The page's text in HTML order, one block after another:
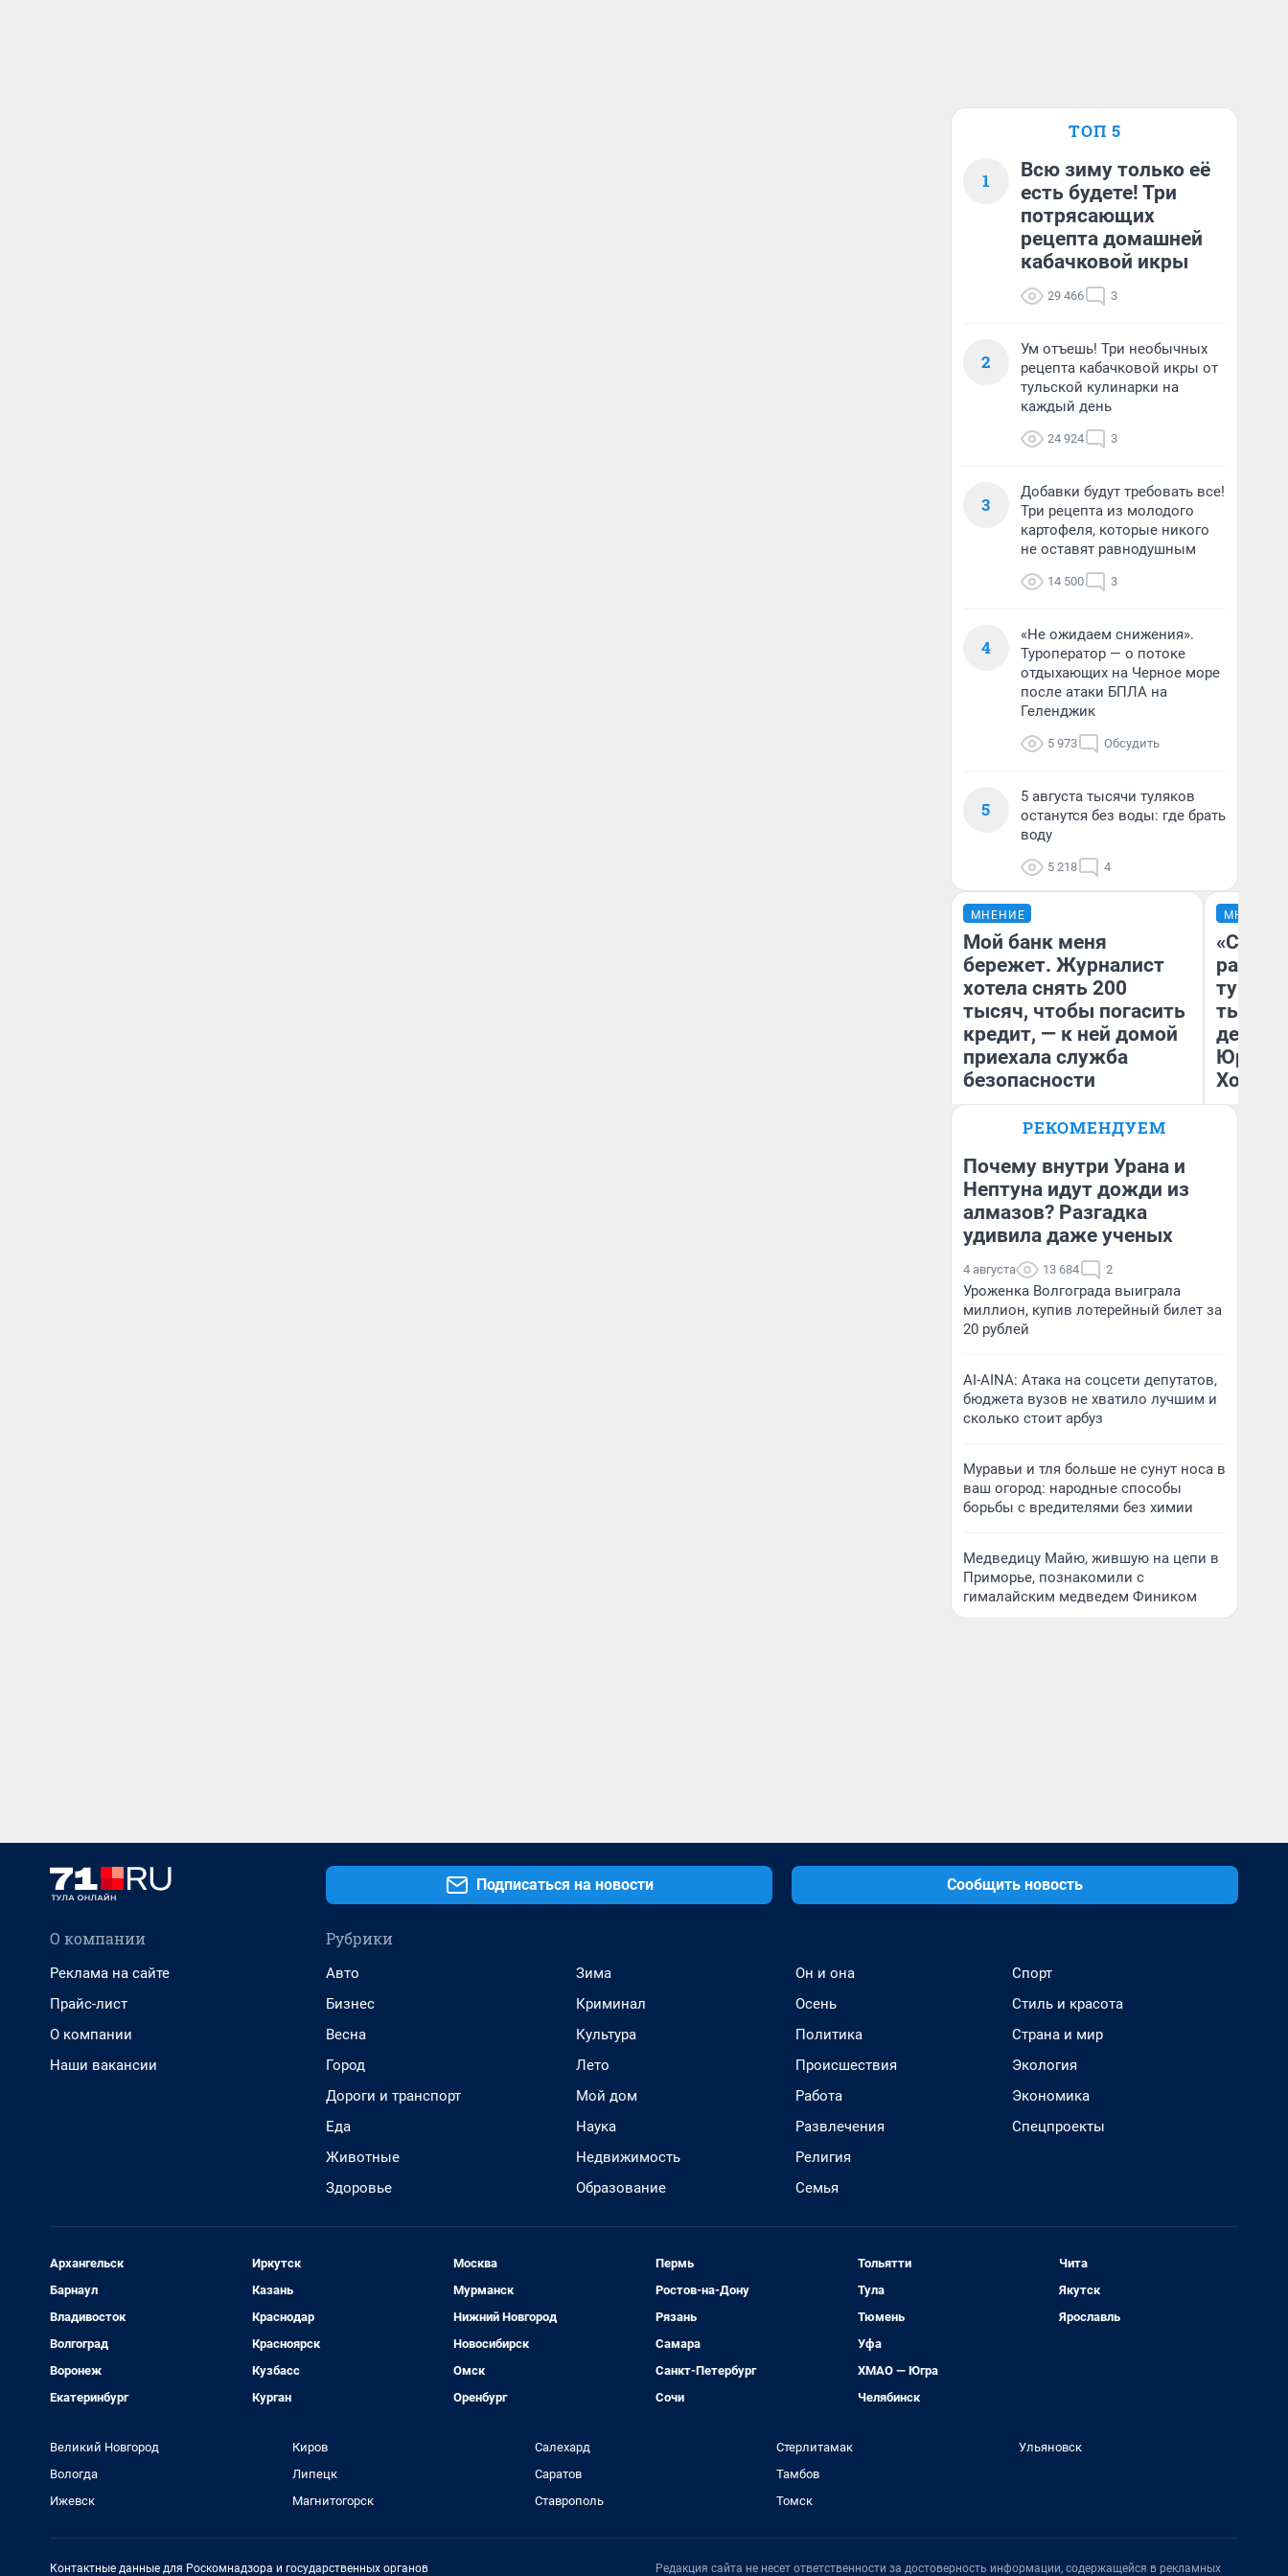
ТОП 5
1
Всю зиму только её
есть будете! Три
потрясающих
рецепта домашней
кабачковой икры
29 466 3
2
Ум отъешь! Три необычных
рецепта кабачковой икры от
тульской кулинарки на
каждый день
24 924 3
3
Добавки будут требовать все!
Три рецепта из молодого
картофеля, которые никого
не оставят равнодушным
14 500 3
4
«Не ожидаем снижения».
Туроператор — о потоке
отдыхающих на Черное море
после атаки БПЛА на
Геленджик
5 973 Обсудить
5
5 августа тысячи туляков
останутся без воды: где брать
воду
5 218 4
МНЕНИЕ
Мой банк меня
бережет. Журналист
хотела снять 200
тысяч, чтобы погасить
кредит, — к ней домой
приехала служба
безопасности
Ксения Владимирская
МНЕНИЕ
тысяч,
день
РЕКОМЕНДУЕМ
Почему внутри Урана и
Нептуна идут дожди из
алмазов? Разгадка
удивила даже ученых
4 августа 13 684 2
Уроженка Волгограда выиграла
миллион, купив лотерейный билет за
20 рублей
AI-AINA: Атака на соцсети депутатов,
бюджета вузов не хватило лучшим и
сколько стоит арбуз
Муравьи и тля больше не сунут носа в
ваш огород: народные способы
борьбы с вредителями без химии
Медведицу Майю, жившую на цепи в
Приморье, познакомили с
гималайским медведем Фиником
Подписаться на новости Сообщить новость
О компании
Реклама на сайте
Прайс-лист
О компании
Наши вакансии
Рубрики
Авто
Бизнес
Весна
Город
Дороги и транспорт
Еда
Животные
Здоровье
Зима
Криминал
Культура
Лето
Мой дом
Наука
Недвижимость
Образование
Он и она
Осень
Политика
Происшествия
Работа
Развлечения
Религия
Семья
Спорт
Стиль и красота
Страна и мир
Экология
Экономика
Спецпроекты
Архангельск
Барнаул
Владивосток
Волгоград
Воронеж
Екатеринбург
Иркутск
Казань
Краснодар
Красноярск
Кузбасс
Курган
Москва
Мурманск
Нижний Новгород
Новосибирск
Омск
Оренбург
Пермь
Ростов-на-Дону
Рязань
Самара
Санкт-Петербург
Сочи
Тольятти
Тула
Тюмень
Уфа
ХМАО — Югра
Челябинск
Чита
Якутск
Ярославль
Великий Новгород
Вологда
Ижевск
Киров
Липецк
Магнитогорск
Салехард
Саратов
Ставрополь
Стерлитамак
Тамбов
Томск
Ульяновск
Контактные данные для Роскомнадзора и государственных органов
Редакция сайта не несет ответственности за достоверность информации, содержащейся в рекламных